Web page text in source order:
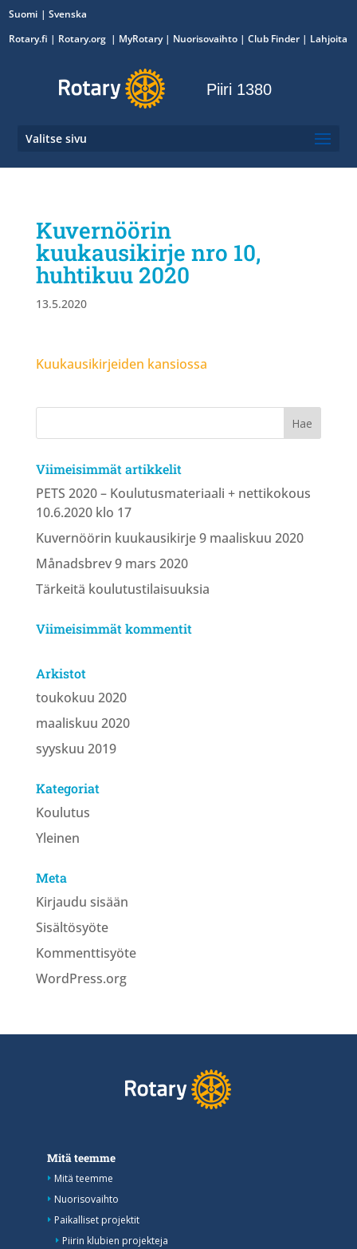
Suomi
Svenska
Rotary.fi | Rotary.org | MyRotary| Nuorisovaihto | Club Finder | Lahjoita
Piiri 1380
Valitse sivu
Kuvernöörin
kuukausikirje nro 10,
huhtikuu 2020
13.5.2020
Kuukausikirjeiden kansiossa
Viimeisimmät artikkelit
PETS 2020 – Koulutusmateriaali + nettikokous
10.6.2020 klo 17
Kuvernöörin kuukausikirje 9 maaliskuu 2020
Månadsbrev 9 mars 2020
Tärkeitä koulutustilaisuuksia
Viimeisimmät kommentit
Arkistot
toukokuu 2020
maaliskuu 2020
syyskuu 2019
Kategoriat
Koulutus
Yleinen
Meta
Kirjaudu sisään
Sisältösyöte
Kommenttisyöte
WordPress.org
Mitä teemme
Mitä teemme
Nuorisovaihto
Paikalliset projektit
Piirin klubien projekteja